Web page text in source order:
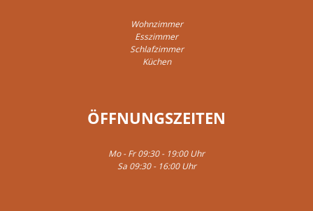
Wohnzimmer
Esszimmer
Schlafzimmer
Küchen
ÖFFNUNGSZEITEN
Mo - Fr 09:30 - 19:00 Uhr
Sa 09:30 - 16:00 Uhr